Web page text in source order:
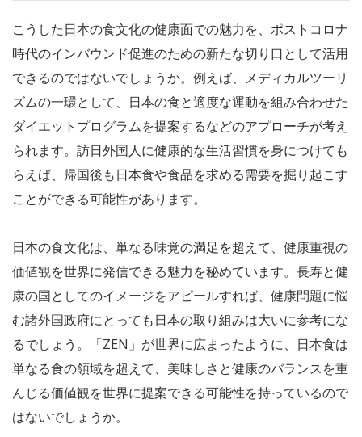
こうした日本の食文化の健康面での魅力を、ポストコロナ
時代のインバウンド促進のための新たな切り口として活用
できるのではないでしょうか。例えば、メディカルツーリ
ズムの一環として、日本の食と適度な運動を組み合わせた
ダイエットプログラムを提案するなどのアプローチが考え
られます。訪日外国人に健康的な生活習慣を身につけても
らえば、帰国後も日本食や食品を求める需要を掘り起こす
ことができる可能性があります。
日本の食文化は、単なる味覚の満足を超えて、健康重視の
価値観を世界に発信できる魅力を秘めています。長寿と健
康の国としてのイメージをアピールすれば、健康問題に悩
む諸外国政府にとっても日本の取り組みは大いに参考にな
るでしょう。「ZEN」が世界に広まったように、日本食は
単なる食の領域を超えて、美味しさと健康のバランスを重
んじる価値観を世界に提案できる可能性を持っているので
はないでしょうか。